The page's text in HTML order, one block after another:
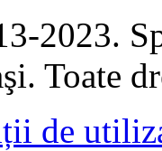
2023.
Toate
de